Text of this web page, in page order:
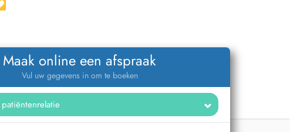
Maak online een afspraak
Vul uw gegevens in om te boeken